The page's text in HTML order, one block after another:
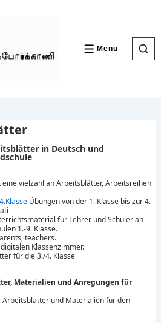
Menu
MENU
in Deutsch und
eine vielzahl an Arbeitsblätter, Arbeitsreihen
Übungen von der 1. Klasse bis zur 4.
für Lehrer und Schüler an
1.-9. Klasse.
teachers.
Klassenzimmer.
für die 3./4. Klasse
Materialien und Anregungen für
Arbeitsblätter und Materialien für den